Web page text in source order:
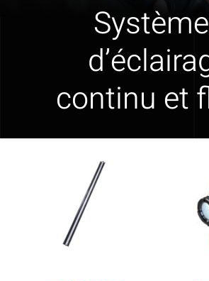
Alimentation
continu et
AJOUTER AU PANIER
DÉTAILS